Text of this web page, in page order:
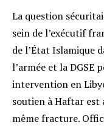
La question
sein de l’exécutif
de l’État Islamique
l’armée et la DGSE
intervention en
soutien à Haftar est
même fracture.